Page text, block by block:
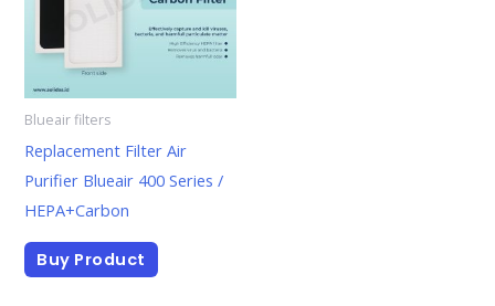
Blueair filters
Replacement Filter Air
Purifier Blueair 400 Series /
HEPA+Carbon
Buy Product